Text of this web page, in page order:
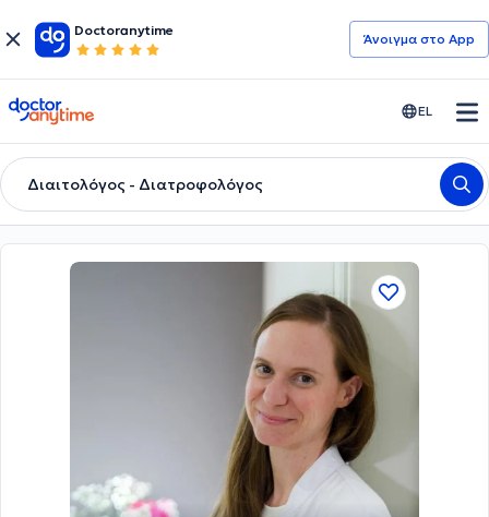
Doctoranytime
Άνοιγμα στο App
doctoranytime EL
Διαιτολόγος - Διατροφολόγος